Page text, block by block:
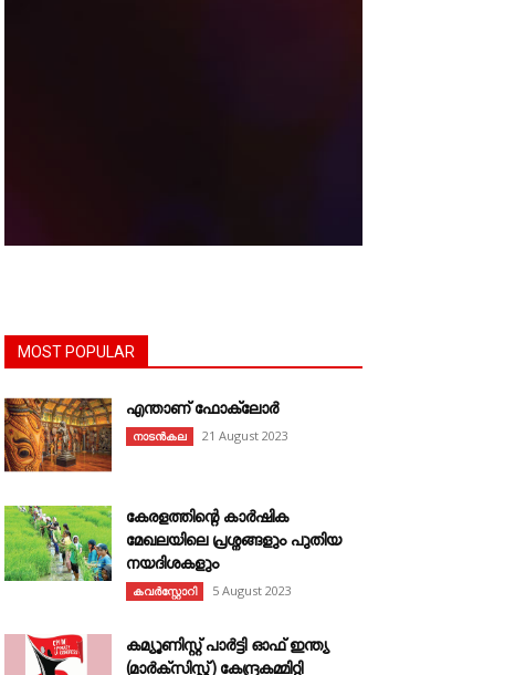
MOST POPULAR
എന്താണ്‌ ഫോക്‌ലോർ
നാടൻകല 21 August 2023
കേരളത്തിന്റെ കാർഷിക
മേഖലയിലെ പ്രശ്നങ്ങളും പുതിയ
നയദിശകളും
കവര്‍സ്റ്റോറി 5 August 2023
കമ്യൂണിസ്റ്റ് പാർട്ടി ഓഫ് ഇന്ത്യ